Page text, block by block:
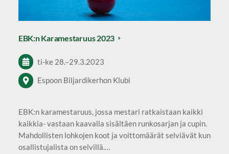
EBK:n Karamestaruus 2023
ti-ke 28. –29.3.2023
Espoon Biljardikerhon Klubi
EBK:n karamestaruus, jossa mestari ratkaistaan kaikki
kaikkia- vastaan kaavalla sisältäen runkosarjan ja cupin.
Mahdollisten lohkojen koot ja voittomäärät selviävät kun
osallistujalista on selvillä.…